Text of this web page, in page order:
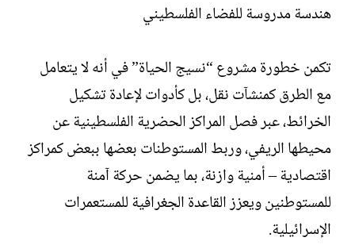
هندسة مدروسة للفضاء الفلسطيني
تكمن خطورة مشروع “نسيج الحياة” في أنه لا يتعامل
مع الطرق كمنشآت نقل، بل كأدوات لإعادة تشكيل
الخرائط، عبر فصل المراكز الحضرية الفلسطينية عن
محيطها الريفي، وربط المستوطنات بعضها ببعض كمراكز
اقتصادية – أمنية وازنة، بما يضمن حركة آمنة
للمستوطنين ويعزز القاعدة الجغرافية للمستعمرات
الإسرائيلية.